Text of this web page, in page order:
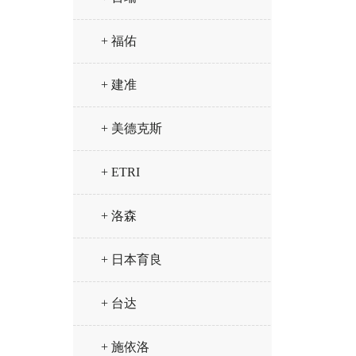
+ 福佑
+ 建准
+ 美德克斯
+ ETRI
+ 洛森
+ 日本育良
+ 台达
+ 施依洛